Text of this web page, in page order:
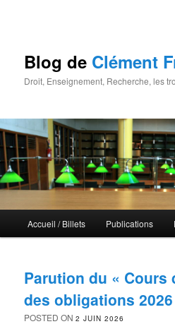
Blog de Clément
Droit, Enseignement, Recherche, les
Aller au contenu principal
Aller au contenu secondaire
Accueil / Billets Publications
Parution du « Cours
des obligations 2026
POSTED ON2 JUIN 2026